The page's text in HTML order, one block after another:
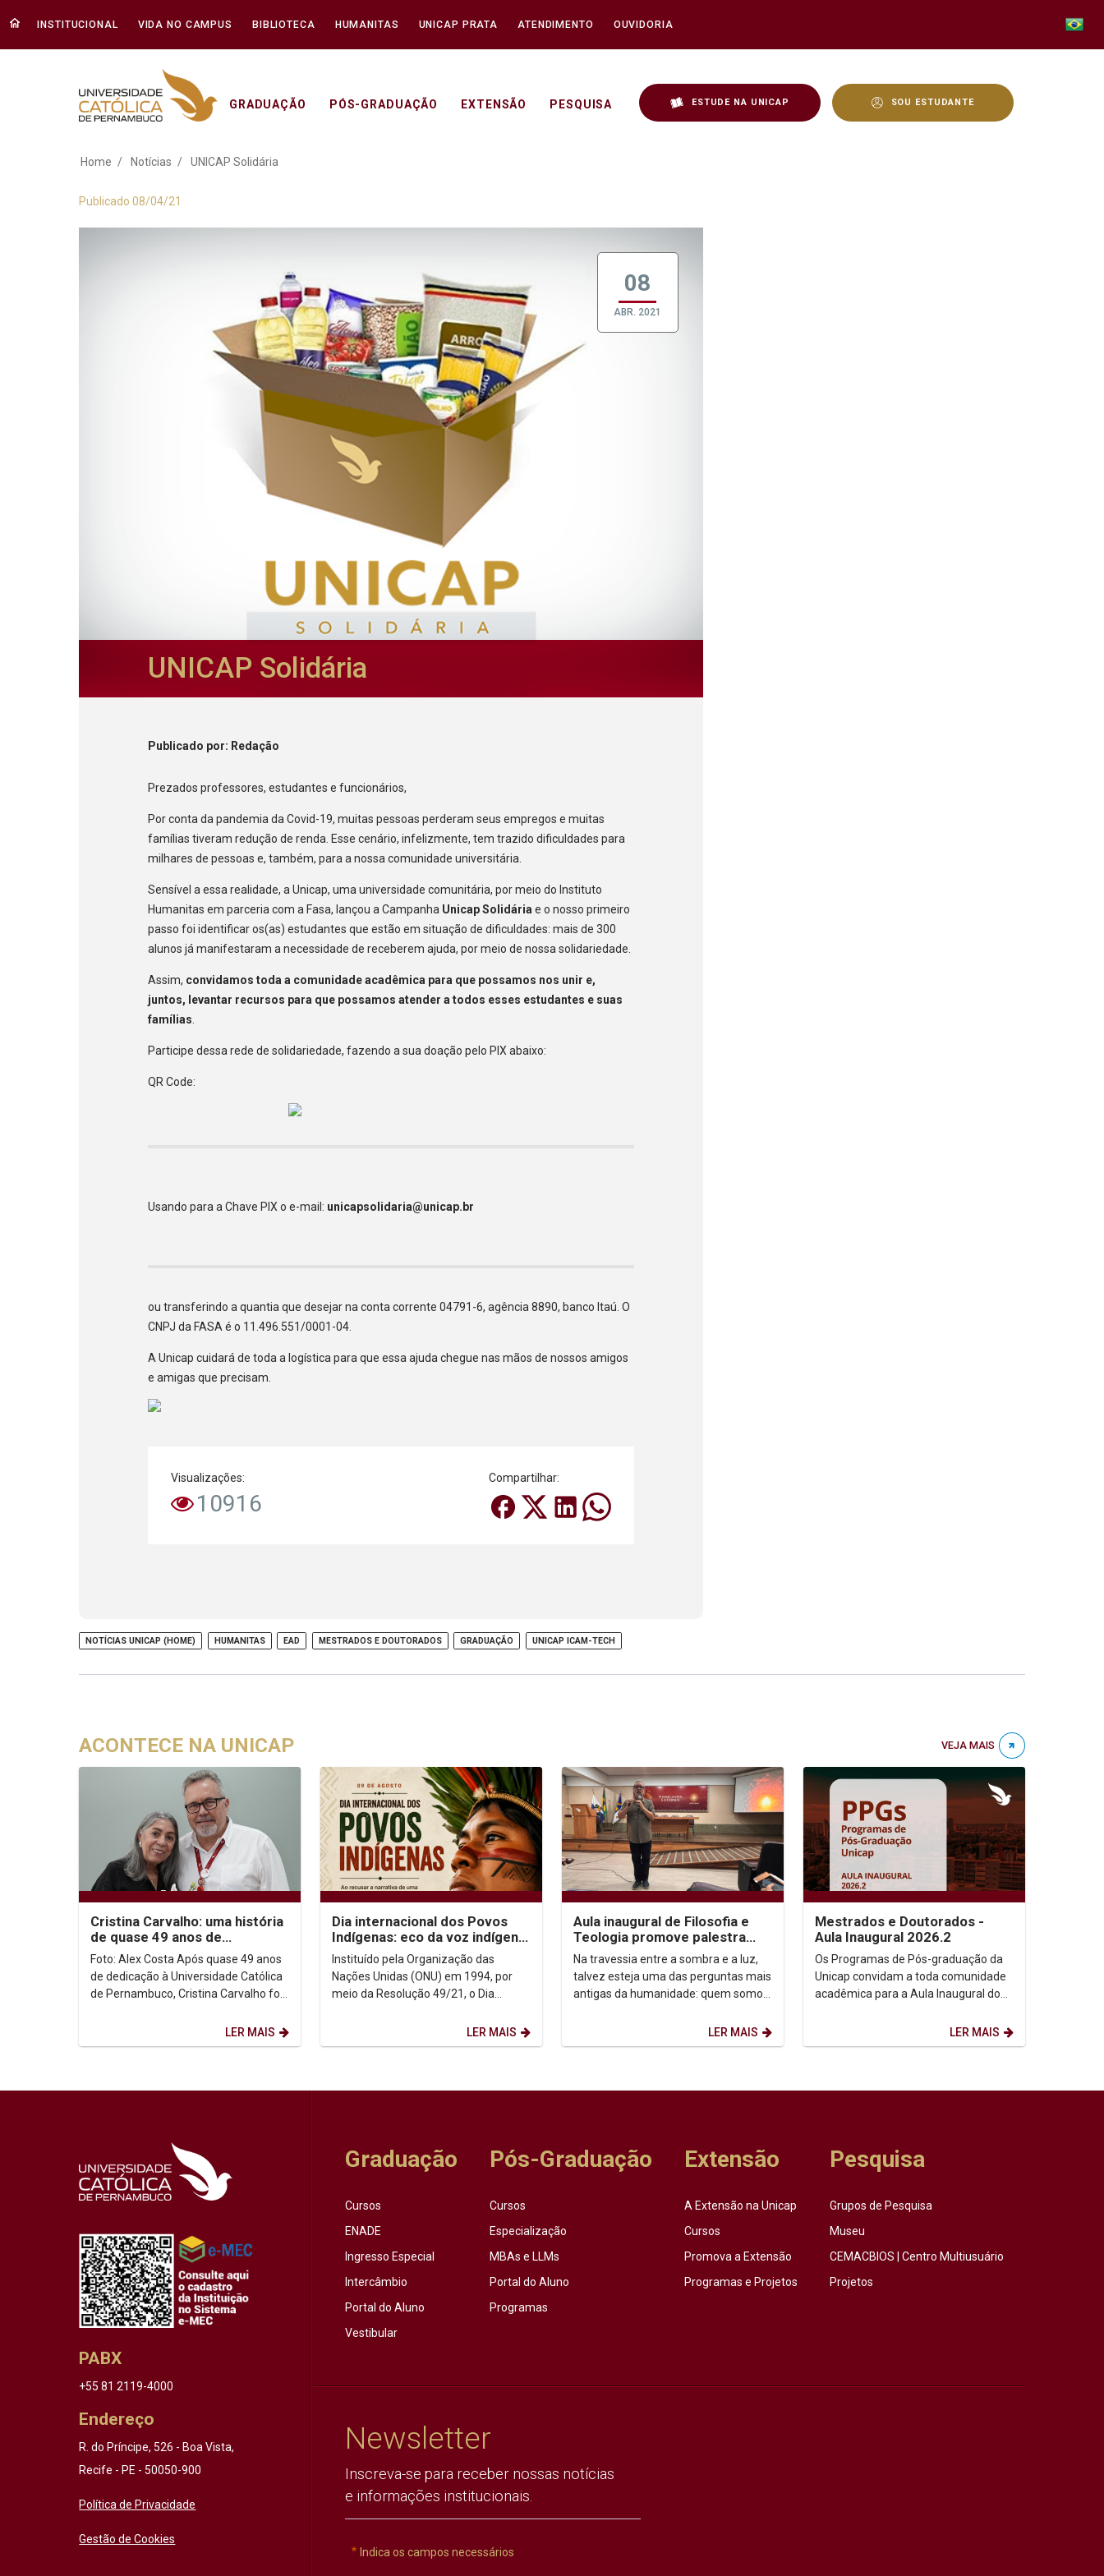
INSTITUCIONAL VIDA NO CAMPUS BIBLIOTECA HUMANITAS UNICAP PRATA ATENDIMENTO OUVIDORIA
GRADUAÇÃO PÓS-GRADUAÇÃO EXTENSÃO PESQUISA ESTUDE NA UNICAP SOU ESTUDANTE
UNICAP Solidária - Unicap
Home Notícias UNICAP Solidária
Publicado 08/04/21
08
ABR. 2021
UNICAP Solidária
Publicado por: Redação
Prezados professores, estudantes e funcionários,
Por conta da pandemia da Covid-19, muitas pessoas perderam seus empregos e muitas
famílias tiveram redução de renda. Esse cenário, infelizmente, tem trazido dificuldades para
milhares de pessoas e, também, para a nossa comunidade universitária.
Sensível a essa realidade, a Unicap, uma universidade comunitária, por meio do Instituto
Humanitas em parceria com a Fasa, lançou a Campanha Unicap Solidáriae o nosso primeiro
passo foi identificar os(as) estudantes que estão em situação de dificuldades: mais de 300
alunos já manifestaram a necessidade de receberem ajuda, por meio de nossa solidariedade.
Assim, convidamos toda a comunidade acadêmica para que possamos nos unir e,
juntos, levantar recursos para que possamos atender a todos esses estudantes e suas
famílias.
Participe dessa rede de solidariedade, fazendo a sua doação pelo PIX abaixo:
QR Code:
Usando para a Chave PIX o e-mail: unicapsolidaria@unicap.br
ou transferindo a quantia que desejar na conta corrente 04791-6, agência 8890, banco Itaú. O
CNPJ da FASA é o 11.496.551/0001-04.
A Unicap cuidará de toda a logística para que essa ajuda chegue nas mãos de nossos amigos
e amigas que precisam.
Visualizações:
10916
Compartilhar:
NOTÍCIAS UNICAP (HOME) HUMANITAS EAD MESTRADOS E DOUTORADOS GRADUAÇÃO UNICAP ICAM-TECH
ACONTECE NA UNICAP VEJA MAIS
Cristina Carvalho: uma história
de quase 49 anos de
dedicação à Unicap
Foto: Alex Costa Após quase 49 anos
de dedicação à Universidade Católica
de Pernambuco, Cristina Carvalho foi
LER MAIS
Dia internacional dos Povos
Indígenas: eco da voz indígena
no contexto urbano
Instituído pela Organização das
Nações Unidas (ONU) em 1994, por
meio da Resolução 49/21, o Dia
de agosto) firma-se como...LER MAIS
Aula inaugural de Filosofia e
Teologia promove palestra
sobre autoconhecimento
Na travessia entre a sombra e a luz,
talvez esteja uma das perguntas mais
antigas da humanidade: quem somos,
LER MAIS
Mestrados e Doutorados -
Aula Inaugural 2026.2
Os Programas de Pós-graduação da
Unicap convidam a toda comunidade
acadêmica para a Aula Inaugural do
LER MAIS
PABX
+55 81 2119-4000
Endereço
R. do Príncipe, 526 - Boa Vista,
Recife - PE - 50050-900
Política de Privacidade
Gestão de Cookies
Graduação
Cursos
ENADE
Ingresso Especial
Intercâmbio
Portal do Aluno
Vestibular
Pós-Graduação
Cursos
Especialização
MBAs e LLMs
Portal do Aluno
Programas
Extensão
A Extensão na Unicap
Cursos
Promova a Extensão
Programas e Projetos
Pesquisa
Grupos de Pesquisa
Museu
CEMACBIOS | Centro Multiusuário
Projetos
Newsletter
Inscreva-se para receber nossas notícias
e informações institucionais.
Indica os campos necessários